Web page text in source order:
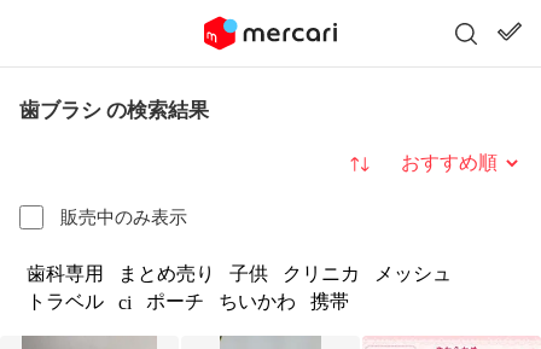
歯ブラシ の検索結果
販売中のみ表示
並び替え
歯科専用 まとめ売り 子供 クリニカ
メッシュ
トラベル
ci ポーチ ちいかわ 携帯